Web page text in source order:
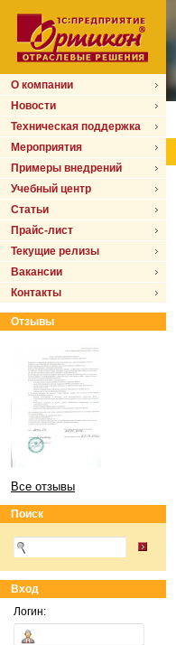
О компании
Новости
Техническая поддержка
Мероприятия
Примеры внедрений
Учебный центр
Статьи
Прайс-лист
Текущие релизы
Вакансии
Контакты
Отзывы
Все отзывы
Поиск
Вход
Логин: